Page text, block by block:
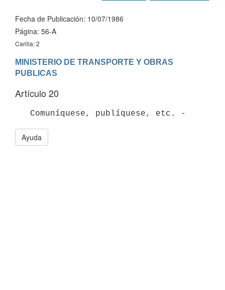
Fecha de Publicación: 10/07/1986
Página: 56-A
Carilla: 2
MINISTERIO DE TRANSPORTE Y OBRAS
PUBLICAS
Artículo 20
   Comuníquese, publíquese, etc. -
Ayuda